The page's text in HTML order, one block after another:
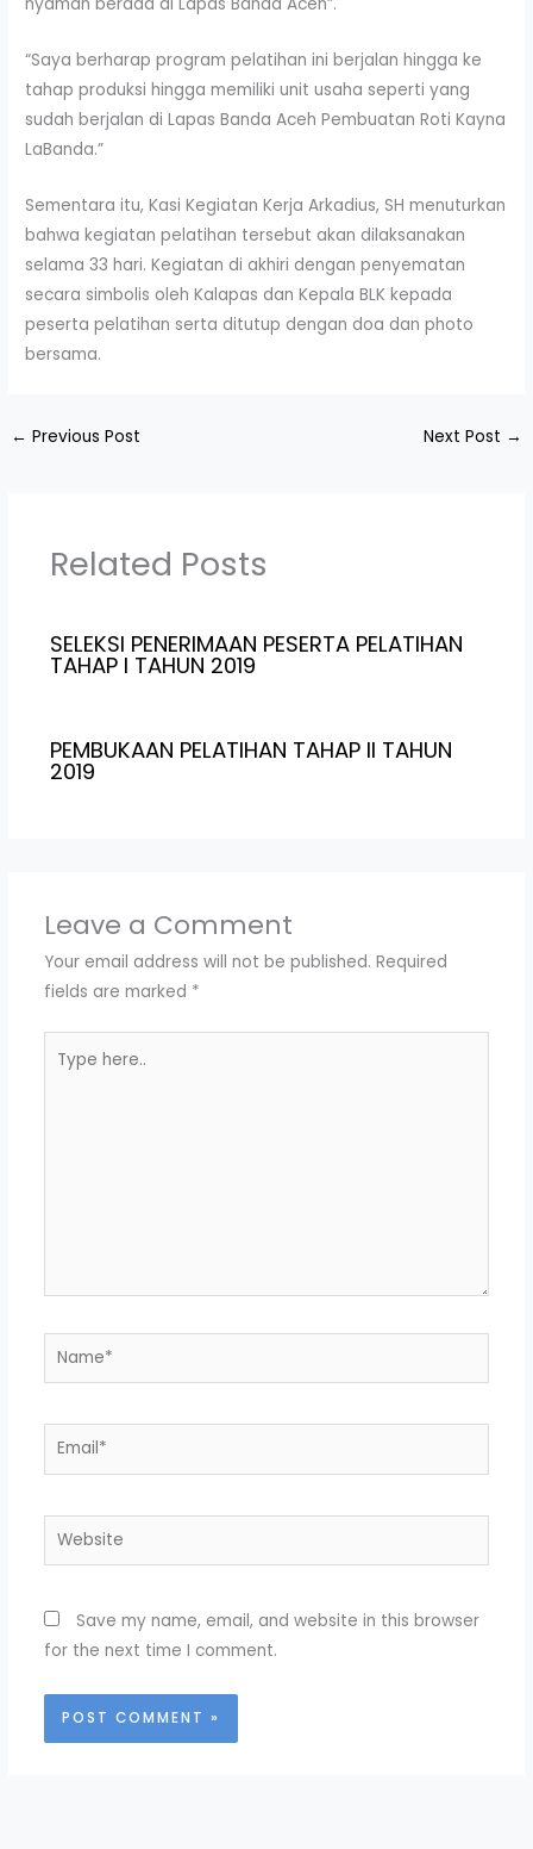
“Saya berharap program pelatihan ini berjalan hingga ke
tahap produksi hingga memiliki unit usaha seperti yang
sudah berjalan di Lapas Banda Aceh Pembuatan Roti Kayna
LaBanda.”
Sementara itu, Kasi Kegiatan Kerja Arkadius, SH menuturkan
bahwa kegiatan pelatihan tersebut akan dilaksanakan
selama 33 hari. Kegiatan di akhiri dengan penyematan
secara simbolis oleh Kalapas dan Kepala BLK kepada
peserta pelatihan serta ditutup dengan doa dan photo
bersama.
← Previous Post Next Post →
Related Posts
SELEKSI PENERIMAAN PESERTA PELATIHAN
TAHAP I TAHUN 2019
PEMBUKAAN PELATIHAN TAHAP II TAHUN
2019
Leave a Comment
Your email address will not be published. Required
fields are marked *
here..
Name*
Email*
Website
Save my name, email, and website in this browser
for the next time I comment.